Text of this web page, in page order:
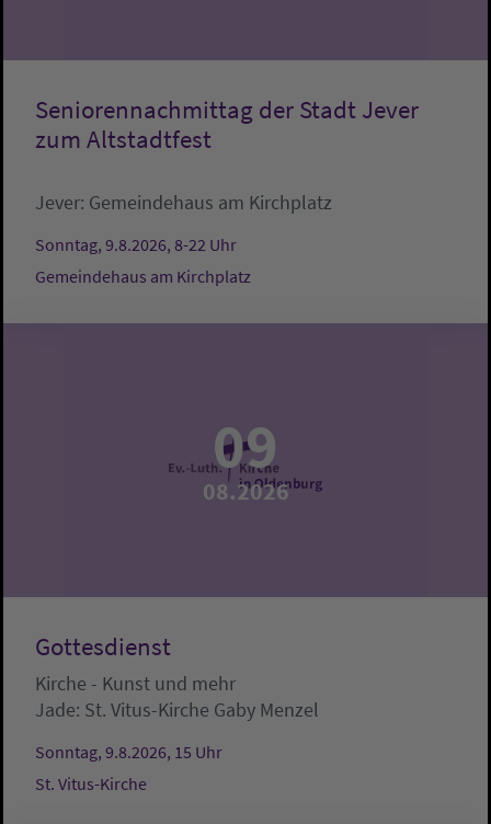
Seniorennachmittag der Stadt Jever
zum Altstadtfest
Jever: Gemeindehaus am Kirchplatz
Sonntag, 9.8.2026, 8-22 Uhr
Gemeindehaus am Kirchplatz
09
08.2026
Gottesdienst
Kirche - Kunst und mehr
Jade: St. Vitus-Kirche Gaby Menzel
Sonntag, 9.8.2026, 15 Uhr
St. Vitus-Kirche